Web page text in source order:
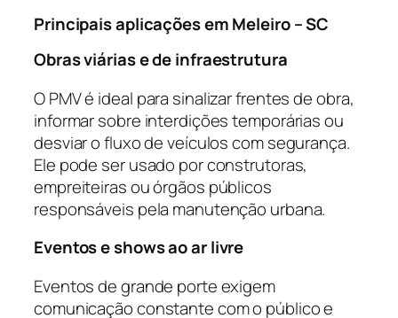
Principais aplicações em Meleiro – SC
Obras viárias e de infraestrutura
O PMV é ideal para sinalizar frentes de obra,
informar sobre interdições temporárias ou
desviar o fluxo de veículos com segurança.
Ele pode ser usado por construtoras,
empreiteiras ou órgãos públicos
responsáveis pela manutenção urbana.
Eventos e shows ao ar livre
Eventos de grande porte exigem
comunicação constante com o público e